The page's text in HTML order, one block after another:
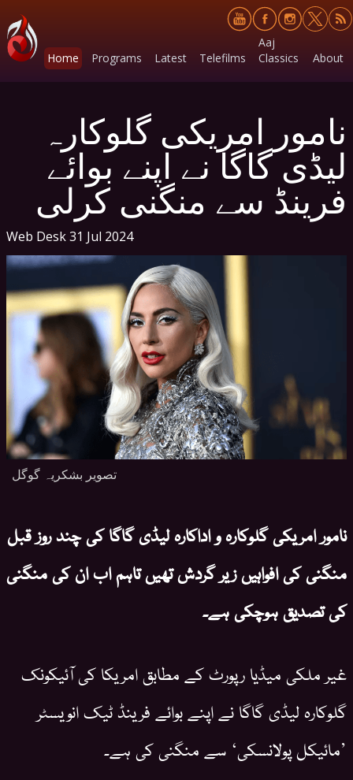
Home Programs Latest Telefilms
Aaj
Classics
About
نامور امریکی گلوکارہ
لیڈی گاگا نے اپنے بوائے
فرینڈ سے منگنی کرلی
Web Desk31 Jul 2024
تصویر بشکریہ گوگل
نامور امریکی گلوکارہ و اداکارہ لیڈی گاگا کی چند روز قبل
منگنی کی افواہیں زیر گردش تھیں تاہم اب ان کی منگنی
کی تصدیق ہوچکی ہے۔
غیر ملکی میڈیا رپورٹ کے مطابق امریکا کی آئیکونک
گلوکارہ لیڈی گاگا نے اپنے بوائے فرینڈ ٹیک انویسٹر
’مائیکل پولانسکی‘ سے منگنی کی ہے۔